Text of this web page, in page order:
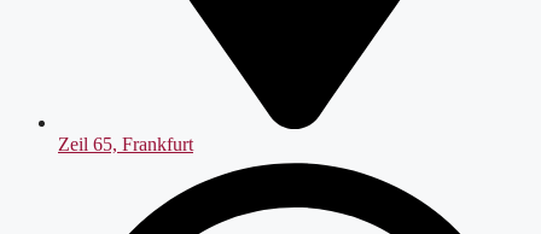
Zeil 65, Frankfurt